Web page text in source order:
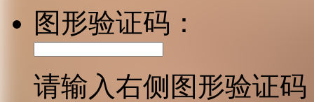
图形验证码：
请输入右侧图形验证码